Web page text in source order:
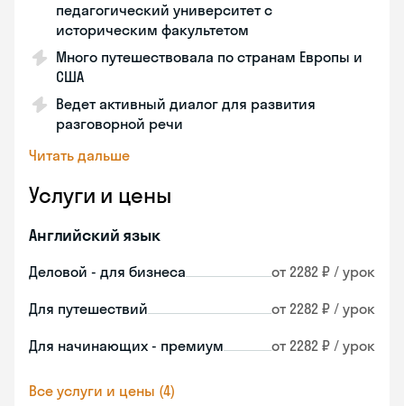
педагогический университет с
историческим факультетом
Много путешествовала по странам Европы и
США
Ведет активный диалог для развития
разговорной речи
Читать дальше
Услуги и цены
Английский язык
Деловой - для бизнеса от 2282 ₽ / урок
Для путешествий от 2282 ₽ / урок
Для начинающих - премиум от 2282 ₽ / урок
Все услуги и цены (4)